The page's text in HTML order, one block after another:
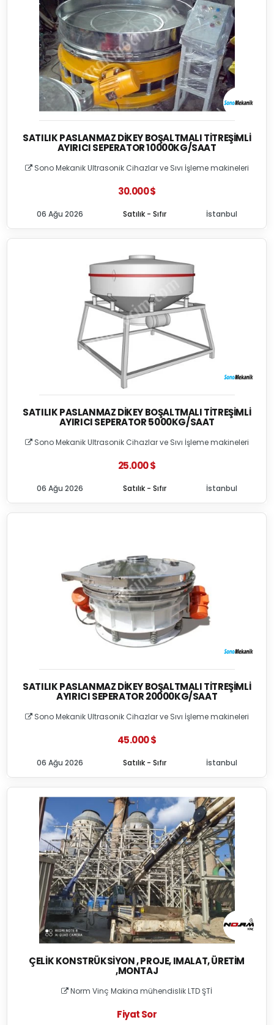
SATILIK PASLANMAZ DIKEY BOŞALTMALI TITREŞIMLI
AYIRICI SEPERATOR 10000KG/SAAT
Sono Mekanik Ultrasonik Cihazlar ve Sıvı İşleme makineleri
30.000 $
Satılık - Sıfır
06 Ağu 2026 İstanbul
SATILIK PASLANMAZ DIKEY BOŞALTMALI TITREŞIMLI
AYIRICI SEPERATOR 5000KG/SAAT
Sono Mekanik Ultrasonik Cihazlar ve Sıvı İşleme makineleri
25.000 $
Satılık - Sıfır
06 Ağu 2026 İstanbul
SATILIK PASLANMAZ DIKEY BOŞALTMALI TITREŞIMLI
AYIRICI SEPERATOR 20000KG/SAAT
Sono Mekanik Ultrasonik Cihazlar ve Sıvı İşleme makineleri
45.000 $
Satılık - Sıfır
06 Ağu 2026 İstanbul
ÇELIK KONSTRÜKSIYON , PROJE, IMALAT, ÜRETIM
,MONTAJ
Norm Vinç Makina mühendislik LTD ŞTİ
Fiyat Sor